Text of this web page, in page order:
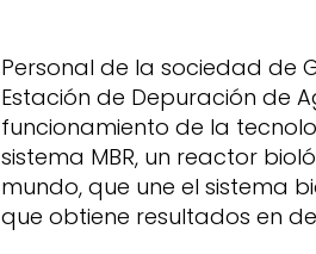
Personal de la sociedad de
Estación de Depuración de
funcionamiento de la
sistema MBR, un reactor
mundo, que une el sistema
que obtiene resultados en